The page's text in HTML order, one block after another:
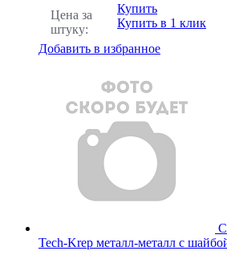
Цена за
штуку:
Купить
Купить в 1 клик
Добавить в избранное
Tech-Krep металл-металл с